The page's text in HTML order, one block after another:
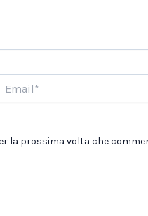
la prossima volta che